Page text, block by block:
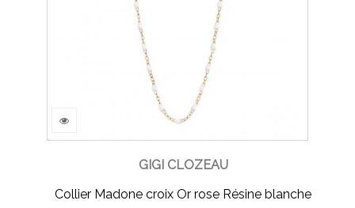
GIGI CLOZEAU
Collier Madone croix Or rose Résine blanche